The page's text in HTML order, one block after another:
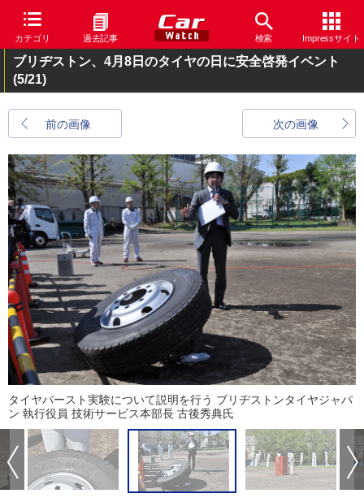
カテゴリ 過去記事 検索 Impressサイト
ブリヂストン、4月8日のタイヤの日に安全啓発イベント
(5/21)
前の画像 次の画像
タイヤバースト実験について説明を行う ブリヂストンタイヤジャパ
ン 執行役員 技術サービス本部長 古後秀典氏